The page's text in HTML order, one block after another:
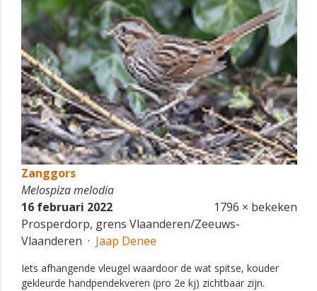
Zanggors
Melospiza melodia
16 februari 2022
1796 × bekeken
Prosperdorp, grens Vlaanderen/Zeeuws-
Vlaanderen · Jaap Denee
Iets afhangende vleugel waardoor de wat spitse, kouder
gekleurde handpendekveren (pro 2e kj) zichtbaar zijn.